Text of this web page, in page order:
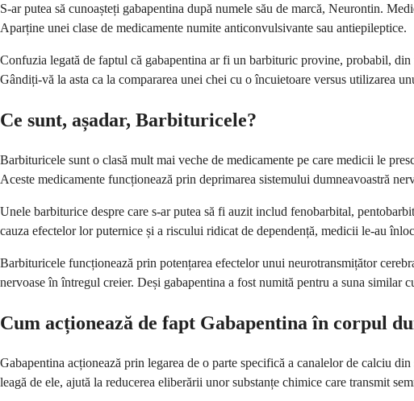
S-ar putea să cunoașteți gabapentina după numele său de marcă, Neurontin.
Aparține unei clase de medicamente numite anticonvulsivante sau antiepileptice.
Confuzia legată de faptul că gabapentina ar fi un barbituric provine, probabil,
Gândiți-vă la asta ca la compararea unei chei cu o încuietoare versus utilizarea
Ce sunt, așadar, Barbituricele?
Barbituricele sunt o clasă mult mai veche de medicamente pe care medicii le
Aceste medicamente funcționează prin deprimarea sistemului dumneavoastră
Unele barbiturice despre care s-ar putea să fi auzit includ fenobarbital,
cauza efectelor lor puternice și a riscului ridicat de dependență, medicii le-au
Barbituricele funcționează prin potențarea efectelor unui neurotransmițător
nervoase în întregul creier. Deși gabapentina a fost numită pentru a suna
Cum acționează de fapt Gabapentina în corpul
Gabapentina acționează prin legarea de o parte specifică a canalelor de calciu
leagă de ele, ajută la reducerea eliberării unor substanțe chimice care transmit